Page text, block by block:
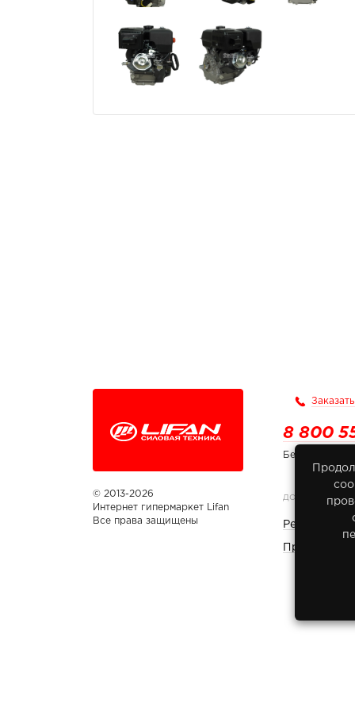
© 2013-2026
Интернет гипермаркет Lifan
Все права защищены
8 800
Бесплатно по
ДОКУМЕНТЫ
Реквизиты
Правовая